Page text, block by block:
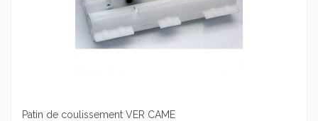
Patin de coulissement VER CAME